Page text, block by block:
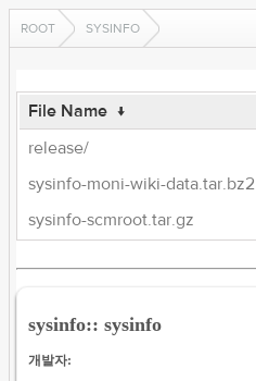
ROOT SYSINFO
File Name ↓
release/
sysinfo-moni-wiki-data.tar.bz2
sysinfo-scmroot.tar.gz
sysinfo:: sysinfo
개발자: